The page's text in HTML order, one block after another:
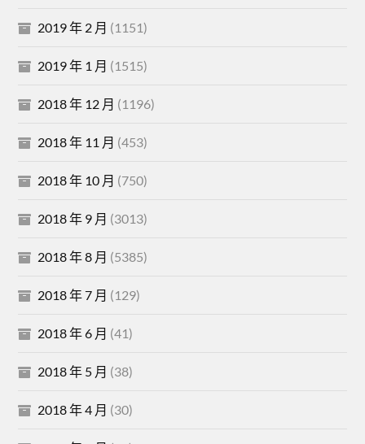
2019 年 2 月 (1151)
2019 年 1 月 (1515)
2018 年 12 月 (1196)
2018 年 11 月 (453)
2018 年 10 月 (750)
2018 年 9 月 (3013)
2018 年 8 月 (5385)
2018 年 7 月 (129)
2018 年 6 月 (41)
2018 年 5 月 (38)
2018 年 4 月 (30)